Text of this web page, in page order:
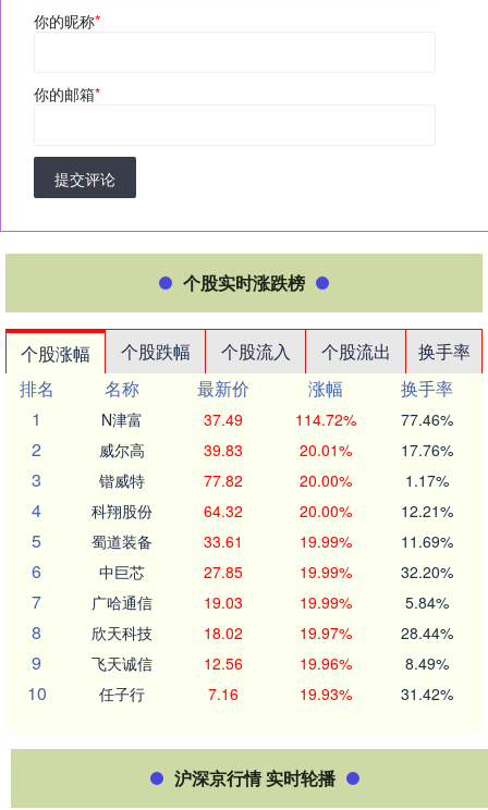
你的昵称*
你的邮箱*
提交评论
个股实时涨跌榜
个股涨幅 个股跌幅 个股流入 个股流出
换手率
排名
名称 最新价 涨幅
换手率
1
N津富 37.49 114.72% 77.46%
2 威尔高 39.83 20.01% 17.76%
3 锴威特 77.82 20.00% 1.17%
4 科翔股份 64.32 20.00% 12.21%
5 蜀道装备 33.61 19.99% 11.69%
6 中巨芯 27.85 19.99% 32.20%
7 广哈通信 19.03 19.99% 5.84%
8 欣天科技 18.02 19.97% 28.44%
9 飞天诚信 12.56 19.96% 8.49%
10 任子行 7.16 19.93% 31.42%
沪深京行情 实时轮播